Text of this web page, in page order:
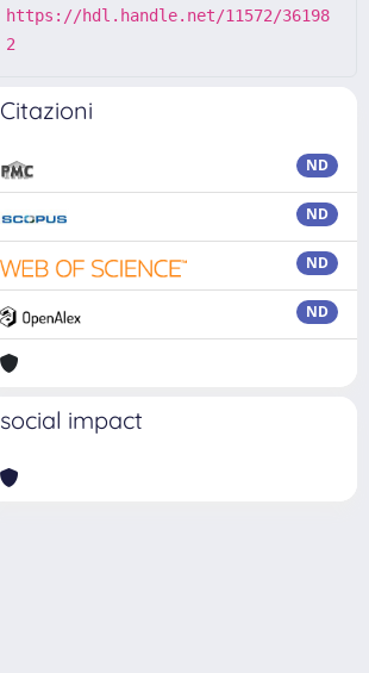
https://hdl.handle.net/11572/36198
2
Citazioni
ND
ND
ND
ND
social impact